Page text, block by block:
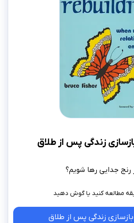
زندگی پس از طلاق
رنج جدایی رها شویم؟
بازسازی زندگی پس از طلاق